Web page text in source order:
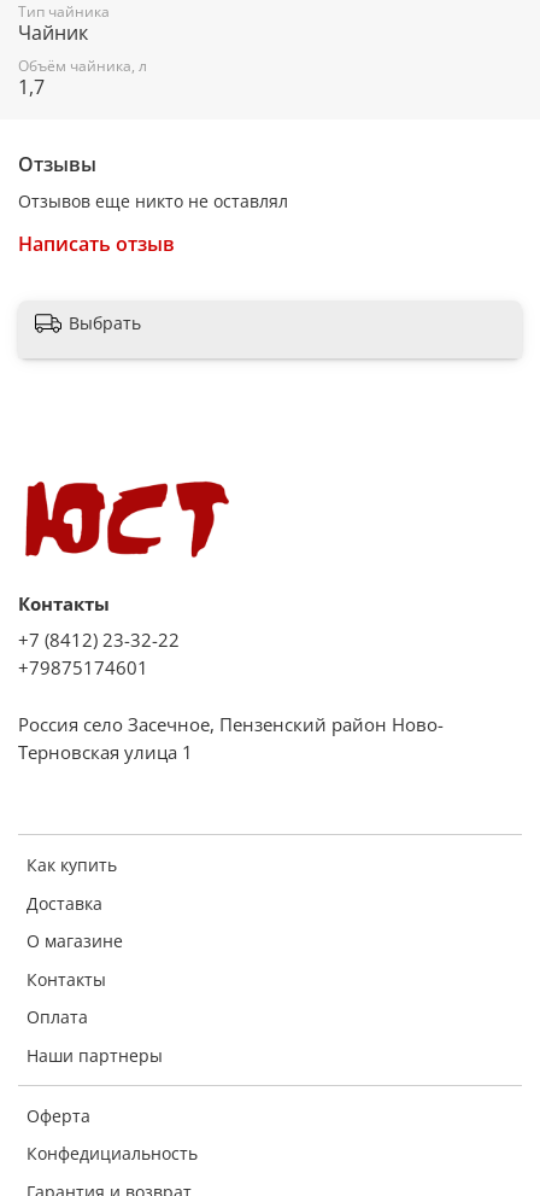
Корпус
Материал корпуса нержавеющая сталь и пластик
Цвет зеленый
Тип чайника
Чайник
Объём чайника, л
1,7
Отзывы
Отзывов еще никто не оставлял
Написать отзыв
Выбрать
Как купить
Доставка
О магазине
Контакты
Оплата
Наши партнеры
Оферта
Конфедициальность
Гарантия и возврат
Контакты
+7 (8412) 23-32-22
+79875174601
Россия село Засечное, Пензенский район Ново-
Терновская улица 1